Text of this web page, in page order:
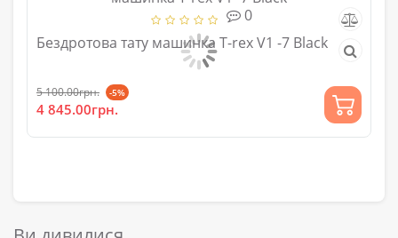
0
Бездротова тату машинка T-rex V1 -7 Black
5 100.00грн. -5%
4 845.00грн.